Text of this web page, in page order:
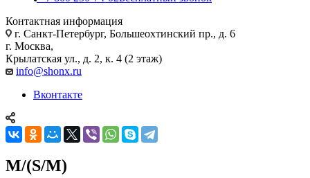
Контактная информация
г. Санкт-Петербург, Большеохтинский пр., д. 6
г. Москва,
Крылатская ул., д. 2, к. 4 (2 этаж)
info@shonx.ru
Вконтакте
M/(S/M)